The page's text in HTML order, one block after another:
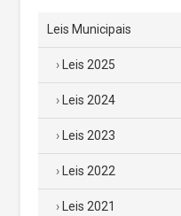
Leis Municipais
Leis 2025
Leis 2024
Leis 2023
Leis 2022
Leis 2021